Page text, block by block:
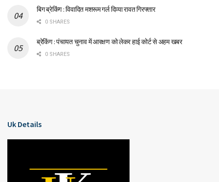
बिग ब्रेकिंग : विवादित मशरूम गर्ल दिव्या रावत गिरफ्तार
0 SHARES
ब्रेकिंग : पंचायत चुनाव में आरक्षण को लेकर हाई कोर्ट से अहम खबर
0 SHARES
Uk Details